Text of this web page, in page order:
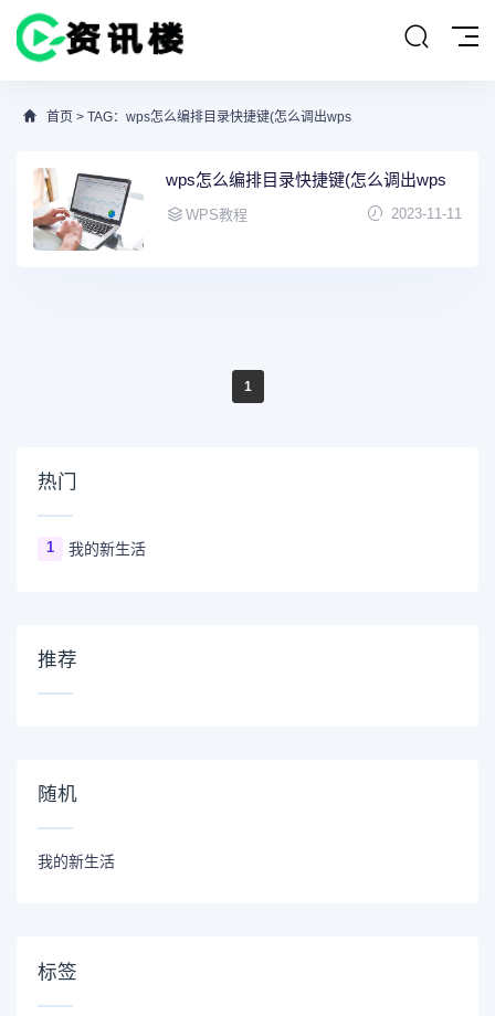
首页 > TAG：wps怎么编排目录快捷键(怎么调出wps
wps怎么编排目录快捷键(怎么调出wps
WPS教程 2023-11-11
1
热门
1 我的新生活
推荐
随机
我的新生活
标签